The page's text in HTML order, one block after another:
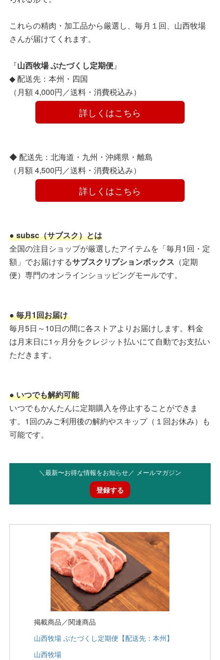
これらの精肉・加工品から厳選し、毎月１回、山西牧場
さんが届けてくれます。
『山西牧場 ぶたづくし定期便』
◆ 配送先：本州・四国
（月額 4,000円／送料・消費税込み）
詳しくはこちら
◆ 配送先：北海道・九州・沖縄県・離島
（月額 4,500円／送料・消費税込み）
詳しくはこちら
● subsc（サブスク）とは
全国の注目ショップが厳選したアイテムを「毎月1回・定
額」でお届けするサブスクリプションボックス （定期
便）専門のオンラインショッピングモールです。
● 毎月1回お届け
毎月5日～10日の間に各ストアよりお届けします。料金
は月末日に1ヶ月分をクレジット払いにて自動でお支払い
ただきます。
● いつでも解約可能
いつでもかんたんに定期購入を停止することができま
す。1回のみご利用後の解約やスキップ（１回お休み）も
可能です。
＼最新〜お得な情報をお知らせ／ メールマガジン
登録する
掲載商品／関連商品
山西牧場 ぶたづくし定期便【配送先：本州】
山西牧場